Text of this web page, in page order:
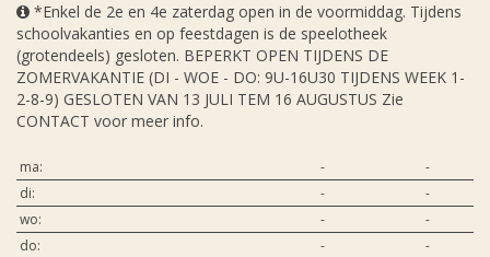
*Enkel de 2e en 4e zaterdag open in de voormiddag. Tijdens
schoolvakanties en op feestdagen is de speelotheek
(grotendeels) gesloten. BEPERKT OPEN TIJDENS DE
ZOMERVAKANTIE (DI - WOE - DO: 9U-16U30 TIJDENS WEEK 1-
2-8-9) GESLOTEN VAN 13 JULI TEM 16 AUGUSTUS Zie
CONTACT voor meer info.
ma: -
-
di:
-
-
wo:
-
-
do:
- -